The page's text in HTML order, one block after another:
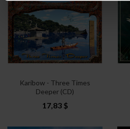
Karibow - Three Times
Deeper (CD)
17,83 $